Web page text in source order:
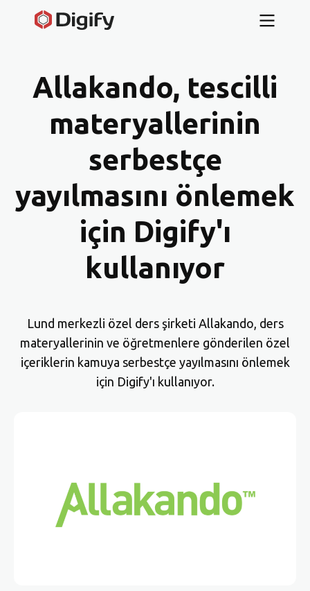
Allakando, tescilli
materyallerinin
serbestçe
yayılmasını önlemek
için Digify'ı
kullanıyor
Lund merkezli özel ders şirketi Allakando, ders
materyallerinin ve öğretmenlere gönderilen özel
içeriklerin kamuya serbestçe yayılmasını önlemek
için Digify'ı kullanıyor.